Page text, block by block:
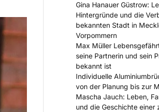
Gina Hanauer Güstrow:
Hintergründe und die
bekannten Stadt in
Vorpommern
Max Müller
seine Partnerin und sein
bekannt ist
Individuelle
von der Planung bis zur
Mascha Jauch: Leben,
und die Geschichte einer